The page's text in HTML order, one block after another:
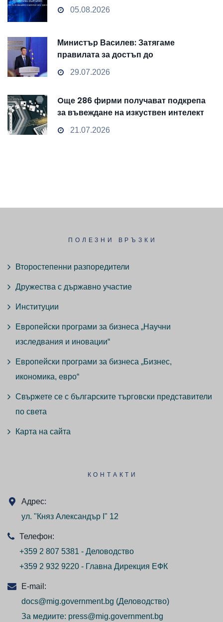
05.08.2026
Министър Василев: Затягаме
правилата за достъп до
чувствителни данни
29.07.2026
Oще 286 фирми получават подкрепа
за въвеждане на изкуствен интелект
и облачни технологии
21.07.2026
ПОЛЕЗНИ ВРЪЗКИ
Второстепенни разпоредители
Дружества с държавно участие
Институции
Европейски програми за бизнеса „Научни
изследвания и иновации“
Европейски програми за бизнеса „Бизнес,
икономика, евро“
Свържете се с българските търговски представители
по света
Карта на сайта
КОНТАКТИ
Адрес:
ул. "Княз Александър I" 12
Телефон:
+359 2 807 5381 - Деловодство
+359 2 932 9220 - Главна Дирекция ЕФК
E-mail:
docs@mig.government.bg (Деловодство)
За медиите: press@mig.government.bg